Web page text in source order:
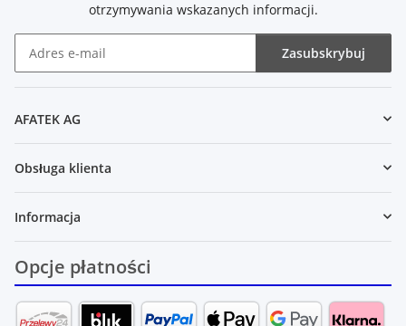
otrzymywania wskazanych informacji.
Zasubskrybuj
AFATEK AG
Obsługa klienta
Informacja
Opcje płatności